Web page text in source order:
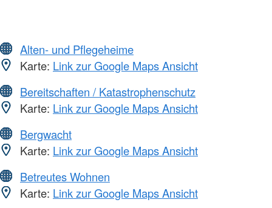
Alten- und Pflegeheime
Karte: Link zur Google Maps Ansicht
Bereitschaften / Katastrophenschutz
Karte: Link zur Google Maps Ansicht
Bergwacht
Karte: Link zur Google Maps Ansicht
Betreutes Wohnen
Karte: Link zur Google Maps Ansicht